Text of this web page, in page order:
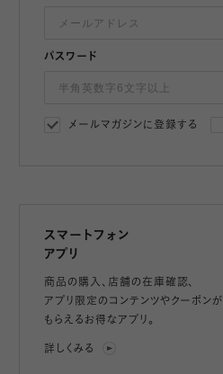
パスワード
メールマガジンに登録する
スマートフォン
アプリ
商品の購入、店舗の在庫確認、
アプリ限定のコンテンツやクーポンが
もらえるお得なアプリ。
詳しくみる